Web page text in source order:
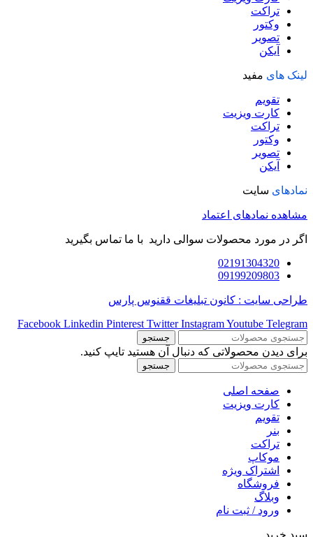
تراکت
وکتور
تصویر
آیکن
لینک های مفید
تقویم
کارت ویزیت
تراکت
وکتور
تصویر
آیکن
نمادهای سایت
مشاهده نمادهای اعتماد
اگر در مورد محصولات سوالی دارید با ما تماس بگیرید
02191304320
09199209803
طراحی سایت : کانون تبلیغات ققنوس پارس
Facebook Linkedin Pinterest Twitter InstagramYoutube Telegram
جستجو
برای دیدن محصولاتی که دنبال آن هستید تایپ کنید.
جستجو
صفحه اصلی
کارت ویزیت
تقویم
بنر
تراکت
موکاپ
اشتراک ویژه
فروشگاه
وبلاگ
ورود / ثبت نام